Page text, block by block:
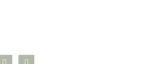
pinterest
mail